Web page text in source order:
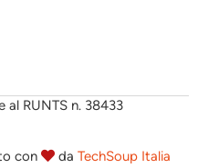
RUNTS n. 38433
con da TechSoup Italia